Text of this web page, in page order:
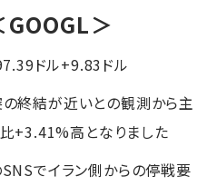
GOOGL＞
ドル+9.83ドル
終結が近いとの観測から主
+3.41%高となりました
でイラン側からの停戦要